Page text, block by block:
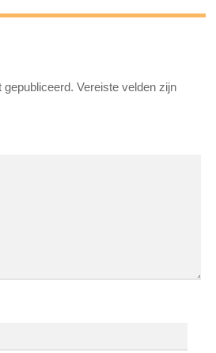
gepubliceerd. Vereiste velden zijn